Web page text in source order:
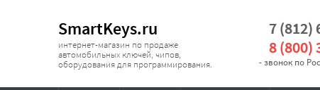
SmartKeys.ru
интернет-магазин по продаже
автомобильных ключей, чипов,
оборудования для программирования.
7 (812)
8 (800)
- звонок по